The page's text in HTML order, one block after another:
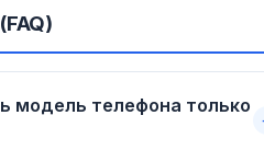
модель телефона только